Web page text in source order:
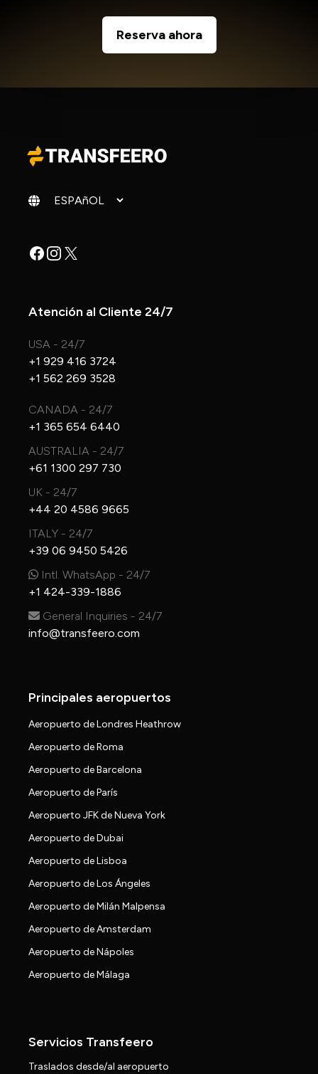
Reserva ahora
Cambiar idioma
Facebook
Instagram
X
Atención al Cliente 24/7
USA - 24/7
+1 929 416 3724
+1 562 269 3528
CANADA - 24/7
+1 365 654 6440
AUSTRALIA - 24/7
+61 1300 297 730
UK - 24/7
+44 20 4586 9665
ITALY - 24/7
+39 06 9450 5426
Intl. WhatsApp - 24/7
+1 424-339-1886
General Inquiries - 24/7
info@transfeero.com
Principales aeropuertos
Aeropuerto de Londres Heathrow
Aeropuerto de Roma
Aeropuerto de Barcelona
Aeropuerto de París
Aeropuerto JFK de Nueva York
Aeropuerto de Dubai
Aeropuerto de Lisboa
Aeropuerto de Los Ángeles
Aeropuerto de Milán Malpensa
Aeropuerto de Amsterdam
Aeropuerto de Nápoles
Aeropuerto de Málaga
Servicios Transfeero
Traslados desde/al aeropuerto